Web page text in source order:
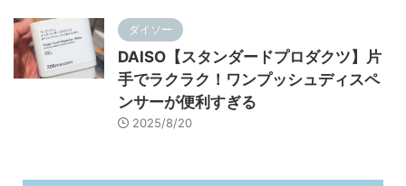
ダイソー
DAISO【スタンダードプロダクツ】片
手でラクラク！ワンプッシュディスペ
ンサーが便利すぎる
2025/8/20